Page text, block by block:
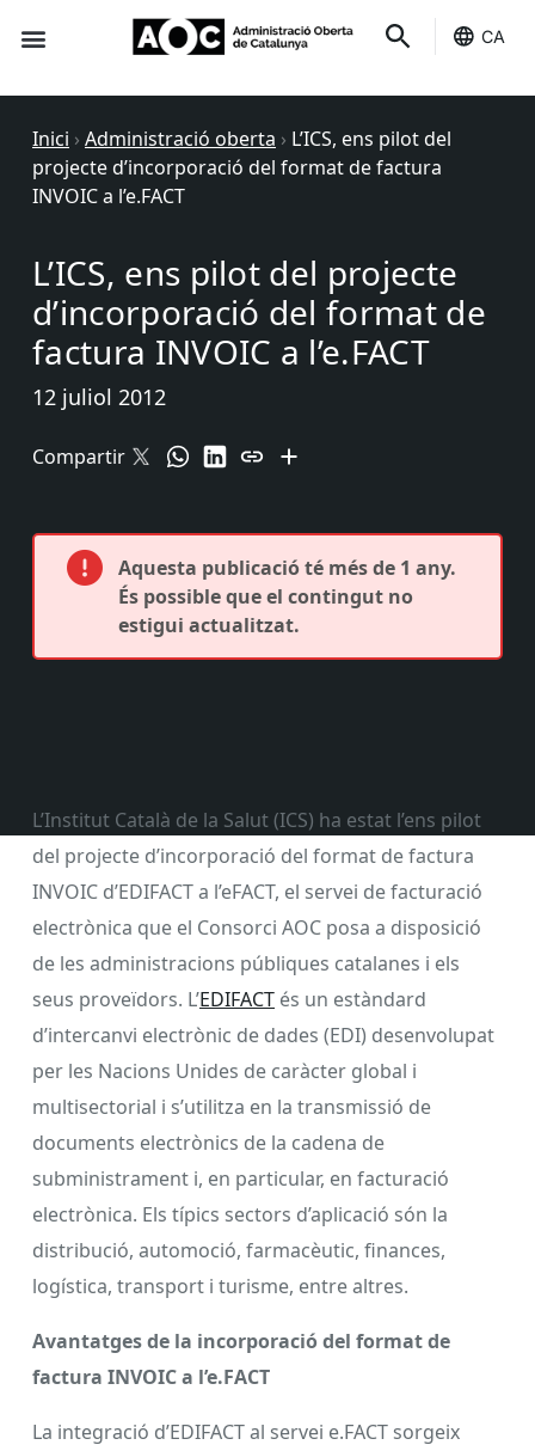
CA
Inici › Administració oberta › L’ICS, ens pilot del
projecte d’incorporació del format de factura
INVOIC a l’e.FACT
L’ICS, ens pilot del projecte
d’incorporació del format de
factura INVOIC a l’e.FACT
12 juliol 2012
Compartir
Aquesta publicació té més de 1 any.
És possible que el contingut no
estigui actualitzat.
L’Institut Català de la Salut (ICS) ha estat l’ens pilot
del projecte d’incorporació del format de factura
INVOIC d’EDIFACT a l’eFACT, el servei de facturació
electrònica que el Consorci AOC posa a disposició
de les administracions públiques catalanes i els
seus proveïdors. L’EDIFACT és un estàndard
d’intercanvi electrònic de dades (EDI) desenvolupat
per les Nacions Unides de caràcter global i
multisectorial i s’utilitza en la transmissió de
documents electrònics de la cadena de
subministrament i, en particular, en facturació
electrònica. Els típics sectors d’aplicació són la
distribució, automoció, farmacèutic, finances,
logística, transport i turisme, entre altres.
Avantatges de la incorporació del format de
factura INVOIC a l’e.FACT
La integració d’EDIFACT al servei e.FACT sorgeix